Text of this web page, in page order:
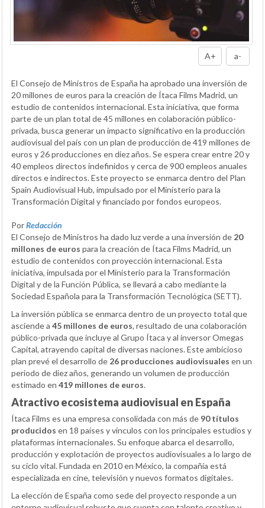
A+ a-
El Consejo de Ministros de España ha aprobado una inversión de
20 millones de euros para la creación de Ítaca Films Madrid, un
estudio de contenidos internacional. Esta iniciativa, que forma
parte de un plan total de 45 millones en colaboración público-
privada, busca generar un impacto significativo en la producción
audiovisual del país con un plan de producción de 419 millones de
euros y 26 producciones en diez años. Se espera crear entre 20 y
40 empleos directos indefinidos y cerca de 900 empleos anuales
directos e indirectos. Este proyecto se enmarca dentro del Plan
Spain Audiovisual Hub, impulsado por el Ministerio para la
Transformación Digital y financiado por fondos europeos.
PorRedacción
El Consejo de Ministros ha dado luz verde a una inversión de 20
millones de euros para la creación de Ítaca Films Madrid, un
estudio de contenidos con proyección internacional. Esta
iniciativa, impulsada por el Ministerio para la Transformación
Digital y de la Función Pública, se llevará a cabo mediante la
Sociedad Española para la Transformación Tecnológica (SETT).
La inversión pública se enmarca dentro de un proyecto total que
asciende a 45 millones de euros, resultado de una colaboración
público-privada que incluye al Grupo Ítaca y al inversor Omegas
Capital, atrayendo capital de diversas naciones. Este ambicioso
plan prevé el desarrollo de 26 producciones audiovisuales en un
periodo de diez años, generando un volumen de producción
estimado en 419 millones de euros.
Atractivo ecosistema audiovisual en España
Ítaca Films es una empresa consolidada con más de 90 títulos
producidos en 18 países y vínculos con los principales estudios y
plataformas internacionales. Su enfoque abarca el desarrollo,
producción y explotación de proyectos audiovisuales a lo largo de
su ciclo vital. Fundada en 2010 en México, la compañía está
especializada en cine, televisión y nuevos formatos digitales.
La elección de España como sede del proyecto responde a un